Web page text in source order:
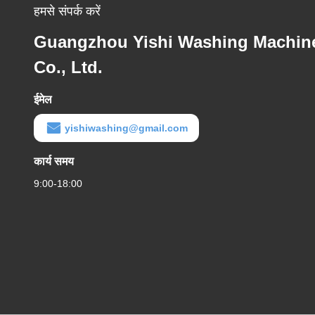
हमसे संपर्क करें
Guangzhou Yishi Washing
Co., Ltd.
ईमेल
yishiwashing@gmail.com
कार्य समय
9:00-18:00